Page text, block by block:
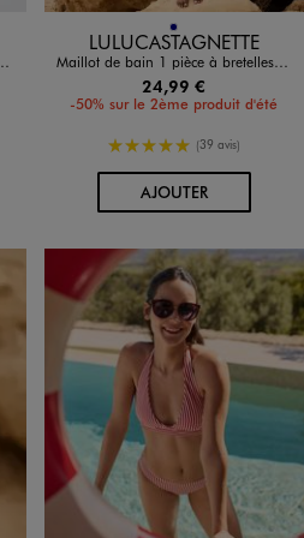
Disponible en 1 coloris
MARINE
LULUCASTAGNETTE
Maillot de bain 1 pièce à bretelles multipositions femme - LuluCastagnette
24,99 €
-50% sur le 2ème produit d'été
5/5 de moyenne
(39 avis)
AJOUTERAU PANIER